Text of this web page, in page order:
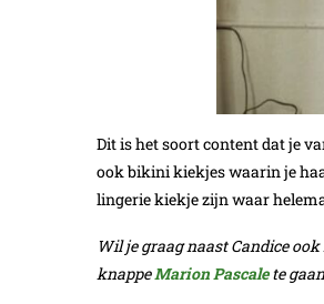
Dit is het soort content dat je
ook bikini kiekjes waarin je
lingerie kiekje zijn waar
Wil je graag naast Candice
knappeMarion Pascalete